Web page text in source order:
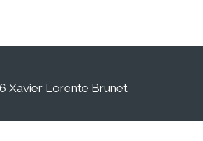
Xavier Lorente Brunet